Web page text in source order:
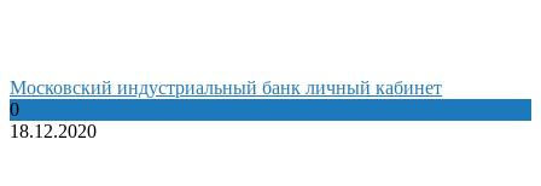
Московский индустриальный банк личный кабинет
0
18.12.2020